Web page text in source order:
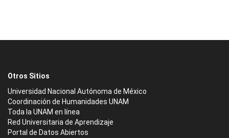
Otros Sitios
Universidad Nacional Autónoma de México
Coordinación de Humanidades UNAM
Toda la UNAM en línea
Red Universitaria de Aprendizaje
Portal de Datos Abiertos